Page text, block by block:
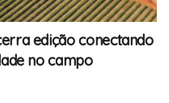
edição conectando
no campo